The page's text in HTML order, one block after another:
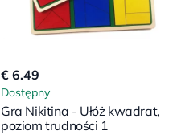
€ 6.49
Dostępny
Gra Nikitina - Ułóż kwadrat,
poziom trudności 1